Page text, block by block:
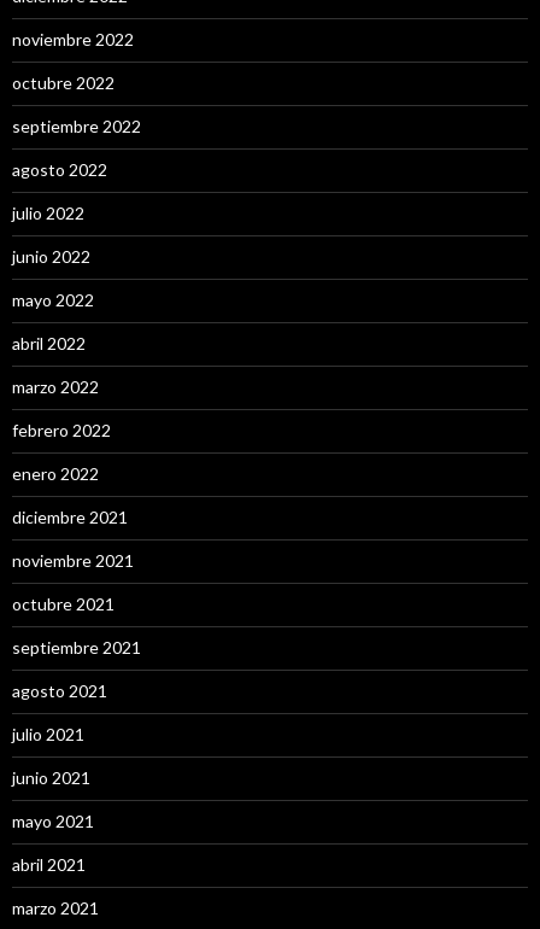
noviembre 2022
octubre 2022
septiembre 2022
agosto 2022
julio 2022
junio 2022
mayo 2022
abril 2022
marzo 2022
febrero 2022
enero 2022
diciembre 2021
noviembre 2021
octubre 2021
septiembre 2021
agosto 2021
julio 2021
junio 2021
mayo 2021
abril 2021
marzo 2021